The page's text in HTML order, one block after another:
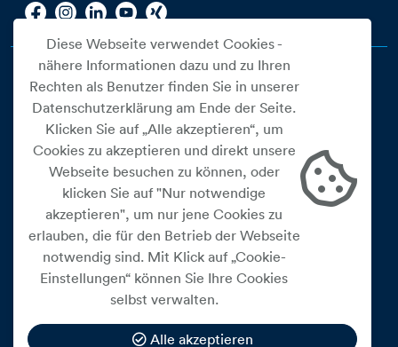
Cookie Einstellungen
Datenschutz
Impressum
Widerrufsbelehrung
Medienfreiheitsgesetz
Barrierefreiheitserklärung
Diese Webseite verwendet Cookies -
nähere Informationen dazu und zu Ihren
Rechten als Benutzer finden Sie in unserer
Datenschutzerklärung am Ende der Seite.
Klicken Sie auf „Alle akzeptieren“, um
Cookies zu akzeptieren und direkt unsere
Webseite besuchen zu können, oder
klicken Sie auf "Nur notwendige
akzeptieren", um nur jene Cookies zu
erlauben, die für den Betrieb der Webseite
notwendig sind. Mit Klick auf „Cookie-
Einstellungen“ können Sie Ihre Cookies
selbst verwalten.
Alle akzeptieren